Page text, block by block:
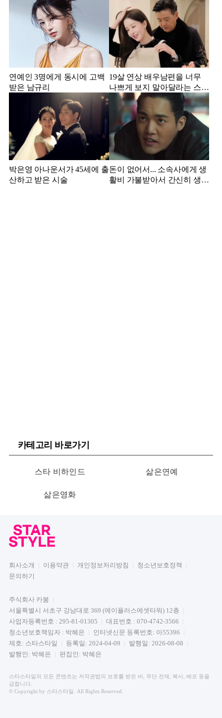
연예인 3명에게 동시에 고백
받은 남규리
19살 연상 배우남편을 너무
나쁘게 보지 말아달라는 스타
강사 아내
박은영 아나운서가 45세에 출
산하고 받은 시술
돈이 없어서... 소속사에게 생
활비 가불받아서 간신히 생활
카테고리 바로가기
스타 비하인드 삶은연예
삶은영화
회사소개 이용약관 개인정보처리방침
청소년보호정책
문의하기
주식회사 카붐
서울특별시 서초구 강남대로 369 (에이플러스에셋타워) 12층
사업자등록번호 : 295-81-01305
대표번호 : 070-4742-3566
청소년보호책임자 : 박혜은
인터넷신문 등록번호: 아55396
제호: 스타스타일
등록일: 2024-04-09
발행일: 2026-08-08
발행인: 박혜은
편집인: 박혜은
스타스타일의 모든 콘텐츠는 저작권법의 보호를 받은 바, 무단 전재, 복사, 배포 등을
금합니다.
© Copyright by 스타스타일. All Rights Reserved.